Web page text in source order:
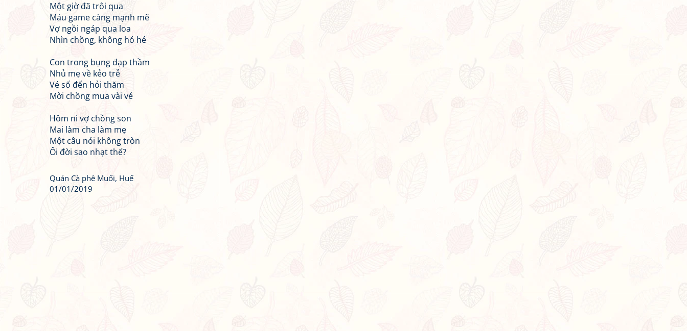
Một giờ đã trôi qua
Máu game càng mạnh mẽ
Vợ ngồi ngáp qua loa
Nhìn chồng, không hó hé
Con trong bụng đạp thầm
Nhủ mẹ về kẻo trễ
Vé số đến hỏi thăm
Mời chồng mua vài vé
Hôm ni vợ chồng son
Mai làm cha làm mẹ
Một câu nói không tròn
Ôi đời sao nhạt thế?
Quán Cà phê Muối, Huế
01/01/2019